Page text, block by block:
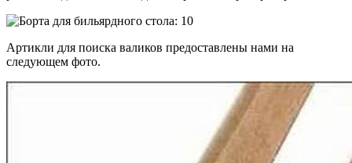
Артикли для поиска валиков предоставлены нами на
следующем фото.